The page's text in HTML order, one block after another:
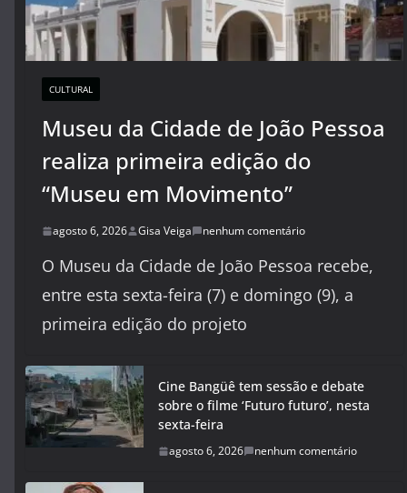
CULTURAL
Museu da Cidade de João Pessoa
realiza primeira edição do
“Museu em Movimento”
agosto 6, 2026 Gisa Veiga nenhum comentário
O Museu da Cidade de João Pessoa recebe,
entre esta sexta-feira (7) e domingo (9), a
primeira edição do projeto
Cine Bangüê tem sessão e debate
sobre o filme ‘Futuro futuro’, nesta
sexta-feira
agosto 6, 2026 nenhum comentário